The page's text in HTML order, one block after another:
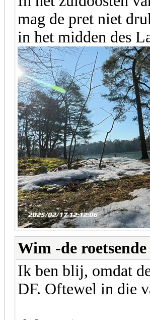
mag de pret niet
in het midden des
Wim -de roetsende
Ik ben blij, omdat
DF. Oftewel in die